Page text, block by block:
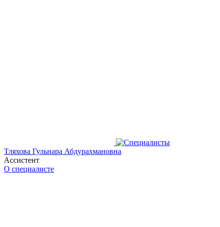
Тляхова Гульнара Абдурахмановна
Ассистент
О специалисте